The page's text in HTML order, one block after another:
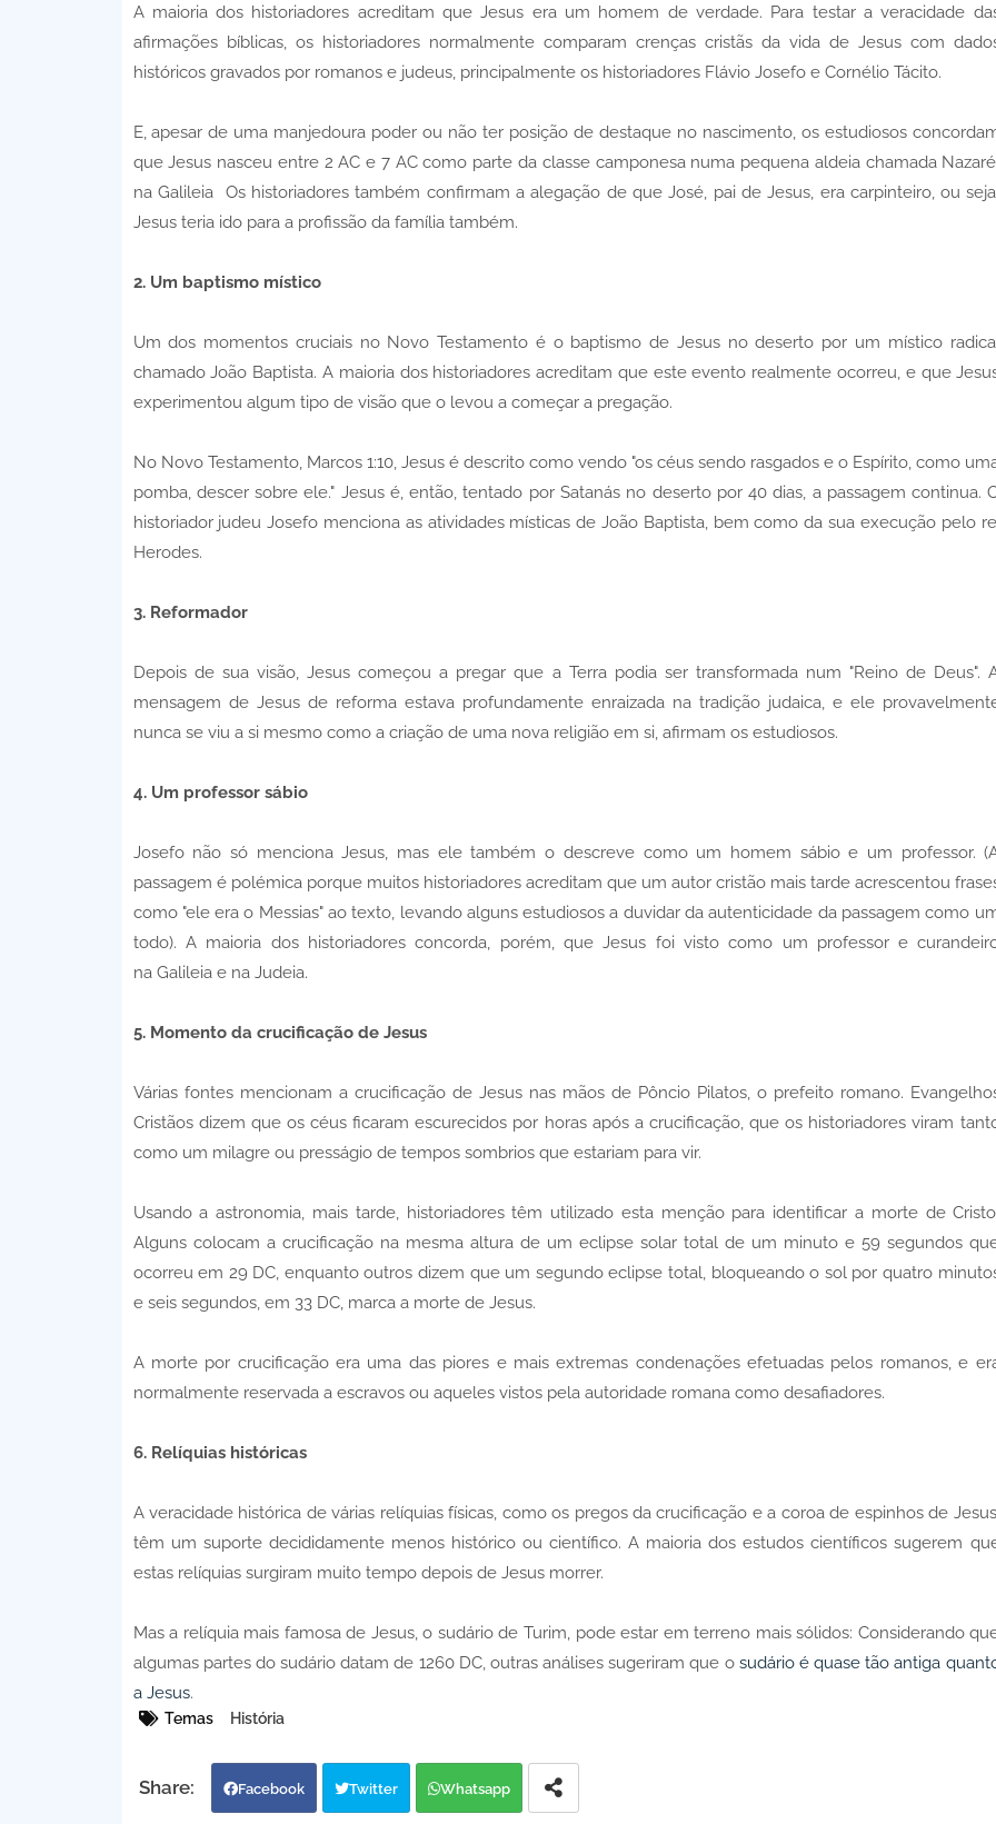
A maioria dos historiadores acreditam que Jesus era um homem de verdade. Para testar a veracidade
afirmações bíblicas, os historiadores normalmente comparam crenças cristãs da vida de Jesus com
históricos gravados por romanos e judeus, principalmente os historiadores Flávio Josefo e Cornélio Tácito.
E, apesar de uma manjedoura poder ou não ter posição de destaque no nascimento, os estudiosos
que Jesus nasceu entre 2 AC e 7 AC como parte da classe camponesa numa pequena aldeia chamada
na Galileia Os historiadores também confirmam a alegação de que José, pai de Jesus, era carpinteiro, ou
Jesus teria ido para a profissão da família também.
2. Um baptismo místico
Um dos momentos cruciais no Novo Testamento é o baptismo de Jesus no deserto por um místico
chamado João Baptista. A maioria dos historiadores acreditam que este evento realmente ocorreu, e que
experimentou algum tipo de visão que o levou a começar a pregação.
No Novo Testamento, Marcos 1:10, Jesus é descrito como vendo "os céus sendo rasgados e o Espírito, como
pomba, descer sobre ele." Jesus é, então, tentado por Satanás no deserto por 40 dias, a passagem continua.
historiador judeu Josefo menciona as atividades místicas de João Baptista, bem como da sua execução pelo
Herodes.
3. Reformador
Depois de sua visão, Jesus começou a pregar que a Terra podia ser transformada num "Reino de Deus".
mensagem de Jesus de reforma estava profundamente enraizada na tradição judaica, e ele
nunca se viu a si mesmo como a criação de uma nova religião em si, afirmam os estudiosos.
4. Um professor sábio
Josefo não só menciona Jesus, mas ele também o descreve como um homem sábio e um professor.
passagem é polémica porque muitos historiadores acreditam que um autor cristão mais tarde acrescentou
como "ele era o Messias" ao texto, levando alguns estudiosos a duvidar da autenticidade da passagem como
todo). A maioria dos historiadores concorda, porém, que Jesus foi visto como um professor e
na Galileia e na Judeia.
5. Momento da crucificação de Jesus
Várias fontes mencionam a crucificação de Jesus nas mãos de Pôncio Pilatos, o prefeito romano.
Cristãos dizem que os céus ficaram escurecidos por horas após a crucificação, que os historiadores viram
como um milagre ou presságio de tempos sombrios que estariam para vir.
Usando a astronomia, mais tarde, historiadores têm utilizado esta menção para identificar a morte de
Alguns colocam a crucificação na mesma altura de um eclipse solar total de um minuto e 59 segundos
ocorreu em 29 DC, enquanto outros dizem que um segundo eclipse total, bloqueando o sol por quatro
e seis segundos, em 33 DC, marca a morte de Jesus.
A morte por crucificação era uma das piores e mais extremas condenações efetuadas pelos romanos, e
normalmente reservada a escravos ou aqueles vistos pela autoridade romana como desafiadores.
6. Relíquias históricas
A veracidade histórica de várias relíquias físicas, como os pregos da crucificação e a coroa de espinhos de
têm um suporte decididamente menos histórico ou científico. A maioria dos estudos científicos sugerem
estas relíquias surgiram muito tempo depois de Jesus morrer.
Mas a relíquia mais famosa de Jesus, o sudário de Turim, pode estar em terreno mais sólidos: Considerando
algumas partes do sudário datam de 1260 DC, outras análises sugeriram que o sudário é quase tão antiga
a Jesus.
Temas História
Facebook Twitter Whatsapp